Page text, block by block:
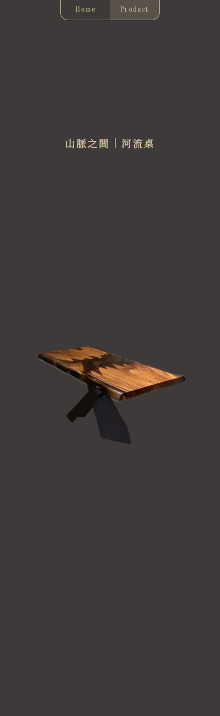
Home Product
山脈之間｜河流桌